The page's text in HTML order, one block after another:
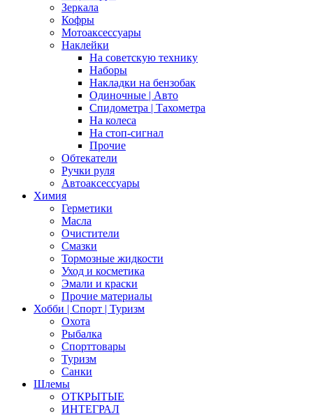
Зеркала
Кофры
Мотоаксессуары
Наклейки
На советскую технику
Наборы
Накладки на бензобак
Одиночные | Авто
Спидометра | Тахометра
На колеса
На стоп-сигнал
Прочие
Обтекатели
Ручки руля
Автоаксессуары
Химия
Герметики
Масла
Очистители
Смазки
Тормозные жидкости
Уход и косметика
Эмали и краски
Прочие материалы
Хобби | Cпорт | Туризм
Охота
Рыбалка
Спорттовары
Туризм
Санки
Шлемы
ОТКРЫТЫЕ
ИНТЕГРАЛ